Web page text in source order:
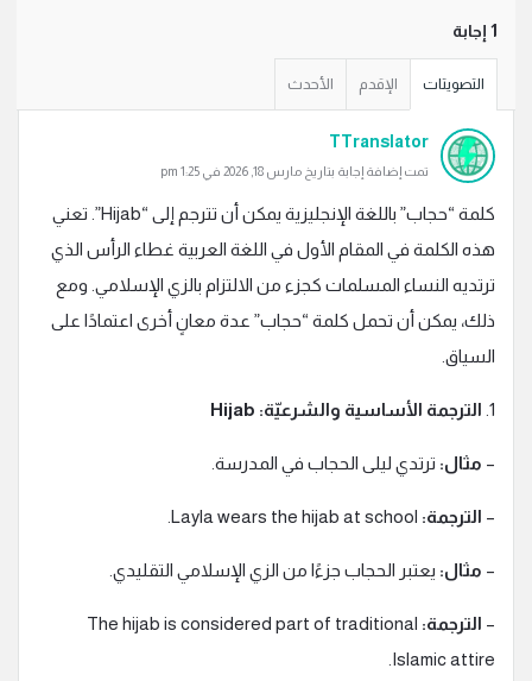
‫1 إجابة
التصويتات الإقدم الأحدث
TTranslator
تمت إضافة إجابة بتاريخ مارس 18, 2026 في 1:25 pm
كلمة “حجاب” باللغة الإنجليزية يمكن أن تترجم إلى “Hijab”. تعني
هذه الكلمة في المقام الأول في اللغة العربية غطاء الرأس الذي
ترتديه النساء المسلمات كجزء من الالتزام بالزي الإسلامي. ومع
ذلك، يمكن أن تحمل كلمة “حجاب” عدة معانٍ أخرى اعتمادًا على
السياق.
1. الترجمة الأساسية والشرعيّة: Hijab
– مثال: ترتدي ليلى الحجاب في المدرسة.
– الترجمة:
– مثال: يعتبر الحجاب جزءًا من الزي الإسلامي التقليدي.
– الترجمة: The hijab is considered part of traditional
Islamic attire.